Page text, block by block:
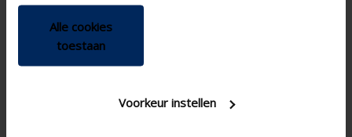
Alle cookies
toestaan
Voorkeur instellen
Technische Spezifikationen